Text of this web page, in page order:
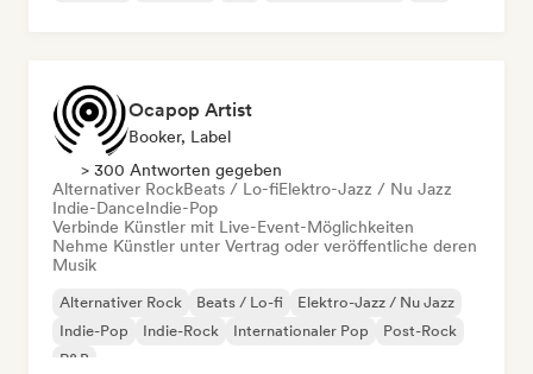
Ocapop Artist
Booker, Label
> 300 Antworten gegeben
Alternativer RockBeats / Lo-fiElektro-Jazz / Nu Jazz
Indie-DanceIndie-Pop
Verbinde Künstler mit Live-Event-Möglichkeiten
Nehme Künstler unter Vertrag oder veröffentliche deren
Musik
Alternativer Rock Beats / Lo-fi
Elektro-Jazz / Nu Jazz
Indie-Pop
Indie-Rock Internationaler Pop
Post-Rock
R&B